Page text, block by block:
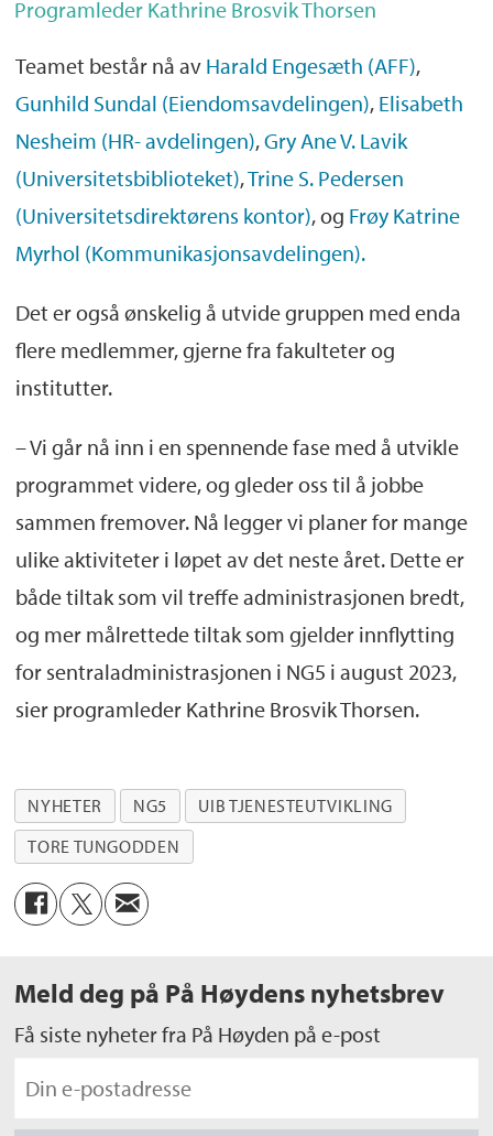
Programleder Kathrine Brosvik Thorsen
Teamet består nå av Harald Engesæth (AFF),
Gunhild Sundal (Eiendomsavdelingen), Elisabeth
Nesheim (HR- avdelingen),Gry Ane V. Lavik
(Universitetsbiblioteket),Trine S. Pedersen
(Universitetsdirektørens kontor), og Frøy Katrine
Myrhol (Kommunikasjonsavdelingen).
Det er også ønskelig å utvide gruppen med enda
flere medlemmer, gjerne fra fakulteter og
institutter.
– Vi går nå inn i en spennende fase med å utvikle
programmet videre, og gleder oss til å jobbe
sammen fremover. Nå legger vi planer for mange
ulike aktiviteter i løpet av det neste året. Dette er
både tiltak som vil treffe administrasjonen bredt,
og mer målrettede tiltak som gjelder innflytting
for sentraladministrasjonen i NG5 i august 2023,
sier programleder Kathrine Brosvik Thorsen.
NYHETER NG5
UIB TJENESTEUTVIKLING
TORE TUNGODDEN
Meld deg på På Høydens nyhetsbrev
Få siste nyheter fra På Høyden på e-post